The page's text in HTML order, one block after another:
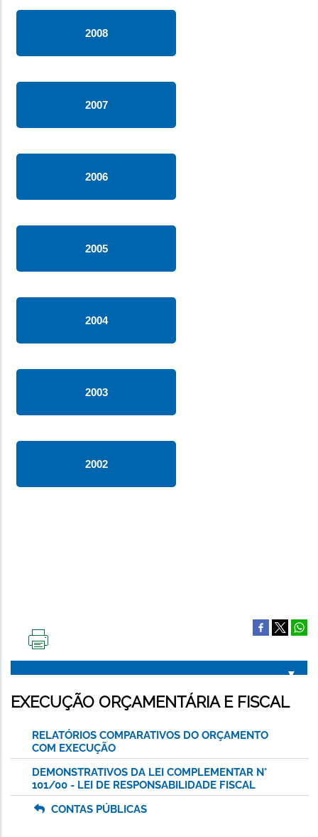
2008
2007
2006
2005
2004
2003
2002
PÁGINA
EXECUÇÃO ORÇAMENTÁRIA E FISCAL
RELATÓRIOS COMPARATIVOS DO ORÇAMENTO
COM EXECUÇÃO
DEMONSTRATIVOS DA LEI COMPLEMENTAR N°
101/00 - LEI DE RESPONSABILIDADE FISCAL
CONTAS PÚBLICAS